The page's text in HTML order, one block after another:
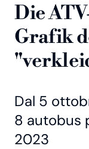
Die
Grafik
Dal 5
8 autobus
2023